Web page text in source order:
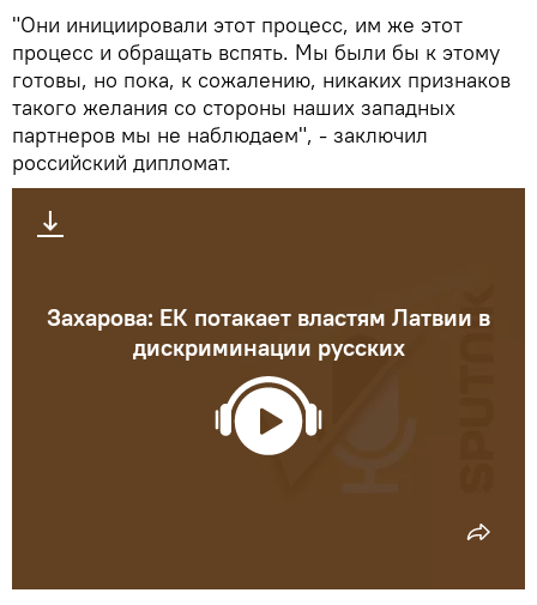
"Они инициировали этот процесс, им же этот
процесс и обращать вспять. Мы были бы к этому
готовы, но пока, к сожалению, никаких признаков
такого желания со стороны наших западных
партнеров мы не наблюдаем", - заключил
российский дипломат.
Захарова: ЕК потакает властям Латвии в
дискриминации русских